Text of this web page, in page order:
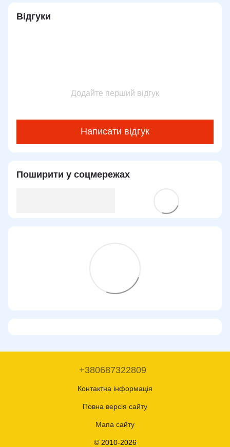
Відгуки
Додайте перший відгук
Написати відгук
Поширити у соцмережах
+380687322809
Контактна інформація
Повна версія сайту
Мапа сайту
© 2010-2026